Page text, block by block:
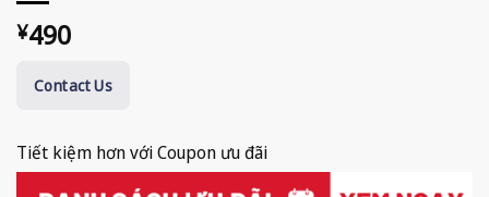
¥490
Contact Us
Tiết kiệm hơn với Coupon ưu đãi